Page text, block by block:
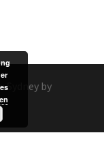
Sydney by